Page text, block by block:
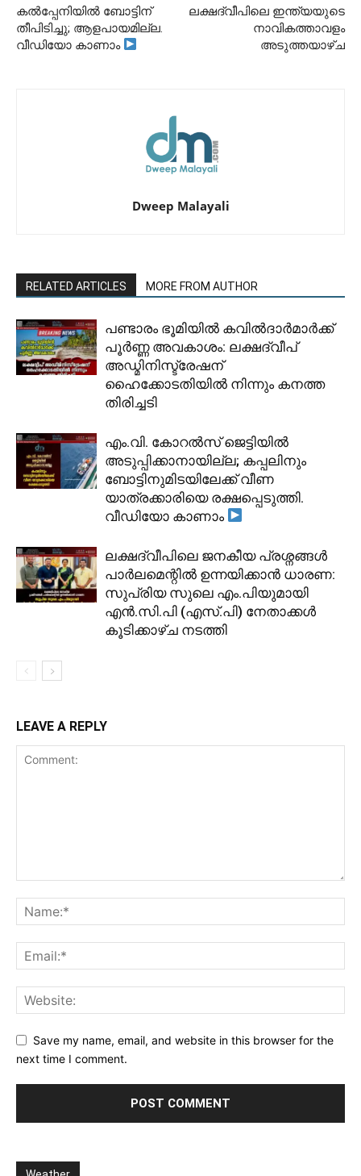
കൽപ്പേനിയിൽ ബോട്ടിന്
തീപിടിച്ചു; ആളപായമില്ല.
വീഡിയോ കാണാം
ലക്ഷദ്വീപിലെ ഇന്ത്യയുടെ
നാവികത്താവളം
അടുത്തയാഴ്ച
Dweep Malayali
RELATED ARTICLES MORE FROM AUTHOR
പണ്ടാരം ഭൂമിയിൽ കവിൽദാർമാർക്ക്
പൂർണ്ണ അവകാശം: ലക്ഷദ്വീപ്
അഡ്മിനിസ്ട്രേഷന്
ഹൈക്കോടതിയിൽ നിന്നും കനത്ത
തിരിച്ചടി
​എം.വി. കോറൽസ് ജെട്ടിയിൽ
അടുപ്പിക്കാനായില്ല; കപ്പലിനും
ബോട്ടിനുമിടയിലേക്ക് വീണ
യാത്രക്കാരിയെ രക്ഷപ്പെടുത്തി.
വീഡിയോ കാണാം
ലക്ഷദ്വീപിലെ ജനകീയ പ്രശ്നങ്ങൾ
പാർലമെന്റിൽ ഉന്നയിക്കാൻ ധാരണ:
സുപ്രിയ സുലെ എം.പിയുമായി
എൻ.സി.പി (എസ്.പി) നേതാക്കൾ
കൂടിക്കാഴ്ച നടത്തി
LEAVE A REPLY
Save my name, email, and website in this browser for the
next time I comment.